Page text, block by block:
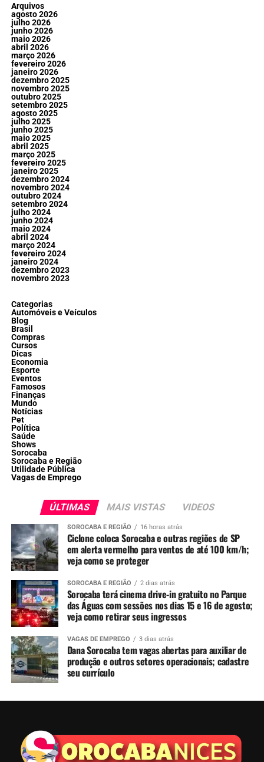
Arquivos
agosto 2026
julho 2026
junho 2026
maio 2026
abril 2026
março 2026
fevereiro 2026
janeiro 2026
dezembro 2025
novembro 2025
outubro 2025
setembro 2025
agosto 2025
julho 2025
junho 2025
maio 2025
abril 2025
março 2025
fevereiro 2025
janeiro 2025
dezembro 2024
novembro 2024
outubro 2024
setembro 2024
julho 2024
junho 2024
maio 2024
abril 2024
março 2024
fevereiro 2024
janeiro 2024
dezembro 2023
novembro 2023
Categorias
Automóveis e Veículos
Blog
Brasil
Compras
Cursos
Dicas
Economia
Esporte
Eventos
Famosos
Finanças
Mundo
Notícias
Pet
Política
Saúde
Shows
Sorocaba
Sorocaba e Região
Utilidade Pública
Vagas de Emprego
ÚLTIMAS MAIS VISTAS VIDEOS
SOROCABA E REGIÃO 16 horas atrás
Ciclone coloca Sorocaba e outras regiões de SP
em alerta vermelho para ventos de até 100 km/h;
veja como se proteger
SOROCABA E REGIÃO 2 dias atrás
Sorocaba terá cinema drive-in gratuito no Parque
das Águas com sessões nos dias 15 e 16 de agosto;
veja como retirar seus ingressos
VAGAS DE EMPREGO 3 dias atrás
Dana Sorocaba tem vagas abertas para auxiliar de
produção e outros setores operacionais; cadastre
seu currículo